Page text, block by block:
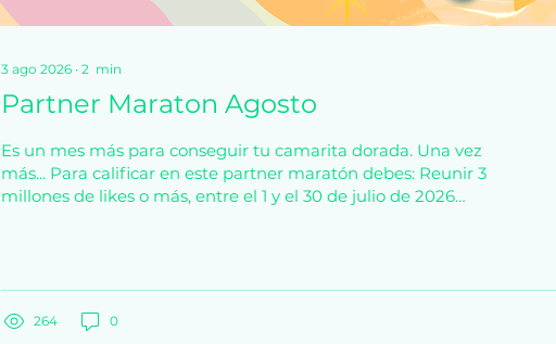
3 ago 2026 ∙ 2 min
Partner Maraton Agosto
Es un mes más para conseguir tu camarita dorada. Una vez
más... Para calificar en este partner maratón debes: Reunir 3
millones de likes o más, entre el 1 y el 30 de julio de 2026
a 30 superiores de la lista, que tengan 3M de likes o más.
⭐Fechas: 4 de agosto a las 10am al 7 de agosto a las 2pm 💫
Hashtag:...
264 0